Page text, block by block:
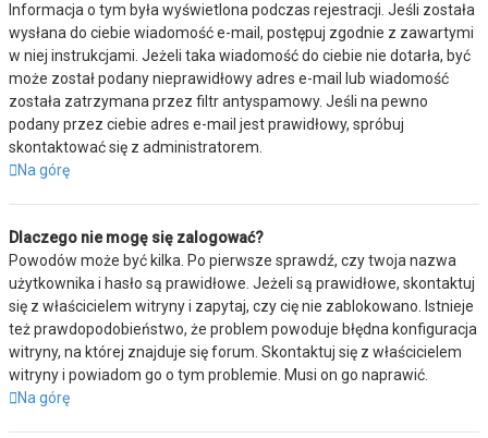
Informacja o tym była wyświetlona podczas rejestracji. Jeśli została
wysłana do ciebie wiadomość e-mail, postępuj zgodnie z zawartymi
w niej instrukcjami. Jeżeli taka wiadomość do ciebie nie dotarła, być
może został podany nieprawidłowy adres e-mail lub wiadomość
została zatrzymana przez filtr antyspamowy. Jeśli na pewno
podany przez ciebie adres e-mail jest prawidłowy, spróbuj
skontaktować się z administratorem.
Na górę
Dlaczego nie mogę się zalogować?
Powodów może być kilka. Po pierwsze sprawdź, czy twoja nazwa
użytkownika i hasło są prawidłowe. Jeżeli są prawidłowe, skontaktuj
się z właścicielem witryny i zapytaj, czy cię nie zablokowano. Istnieje
też prawdopodobieństwo, że problem powoduje błędna konfiguracja
witryny, na której znajduje się forum. Skontaktuj się z właścicielem
witryny i powiadom go o tym problemie. Musi on go naprawić.
Na górę